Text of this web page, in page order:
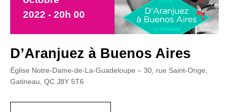
2022 - 20h 00
D’Aranjuez à Buenos Aires
Église Notre-Dame-de-La-Guadeloupe – 30, rue Saint-Onge,
Gatineau, QC J8Y 5T6